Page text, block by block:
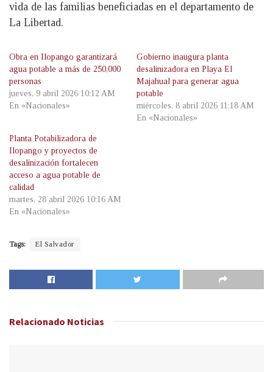
vida de las familias beneficiadas en el departamento de
La Libertad.
Obra en Ilopango garantizará
agua potable a más de 250,000
personas
jueves, 9 abril 2026 10:12 AM
En «Nacionales»
Gobierno inaugura planta
desalinizadora en Playa El
Majahual para generar agua
potable
miércoles, 8 abril 2026 11:18 AM
En «Nacionales»
Planta Potabilizadora de
Ilopango y proyectos de
desalinización fortalecen
acceso a agua potable de
calidad
martes, 28 abril 2026 10:16 AM
En «Nacionales»
Tags: El Salvador
Relacionado Noticias